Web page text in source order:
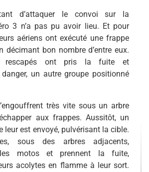
d’attaquer le convoi sur la
3 n’a pas pu avoir lieu. Et pour
aériens ont exécuté une frappe
décimant bon nombre d’entre eux.
rescapés ont pris la fuite et
un autre groupe positionné
très vite sous un arbre
aux frappes. Aussitôt, un
leur est envoyé, pulvérisant la cible.
sous des arbres adjacents,
les motos et prennent la fuite,
acolytes en flamme à leur sort.